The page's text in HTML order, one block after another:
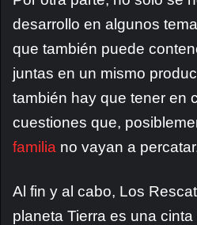
desarrollo en algunos
que también puede
juntas en un mismo
también hay que tener en
cuestiones que,
familia no vayan a
Al fin y al cabo, Los
planeta Tierra es una